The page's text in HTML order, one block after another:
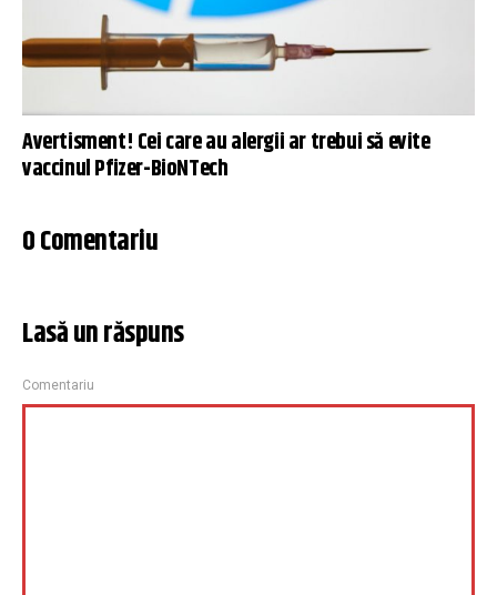
Avertisment! Cei care au alergii ar trebui să evite
vaccinul Pfizer-BioNTech
0 Comentariu
Lasă un răspuns
Comentariu